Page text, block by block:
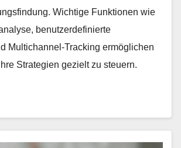
Wichtige Funktionen wie
benutzerdefinierte
Multichannel-Tracking ermöglichen
Strategien gezielt zu steuern.